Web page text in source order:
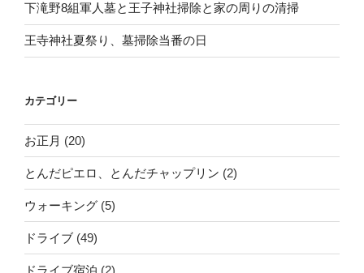
下滝野8組軍人墓と王子神社掃除と家の周りの清掃
王寺神社夏祭り、墓掃除当番の日
カテゴリー
お正月 (20)
とんだピエロ、とんだチャップリン (2)
ウォーキング (5)
ドライブ (49)
ドライブ宿泊 (2)